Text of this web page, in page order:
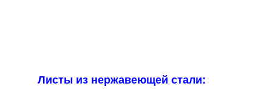
Листы из нержавеющей стали: